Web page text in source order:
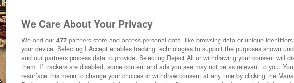
We Care About Your Privacy
We and our 477 partners store and access personal data, like browsing data or unique
your device. Selecting I Accept enables tracking technologies to support the purposes shown
and our partners process data to provide. Selecting Reject All or withdrawing your consent will
them. If trackers are disabled, some content and ads you see may not be as relevant to you.
resurface this menu to change your choices or withdraw consent at any time by clicking the